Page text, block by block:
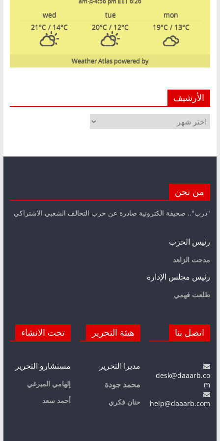
mon
tue
wed
19°C/ 13°C
20°C / 12°C
21°C / 14°C
powered by
Weather Atlas
الأرشيف
الأرشيف
من نحن
"درب".. صحيفة الكترونية صادرة عن حزب التحالف الشعبي الاشتراكي
رئيس الحزب
مدحت الزاهد
رئيس مجلس الإدارة
طلعت فهمي
اتصل بنا
desk@daaarb.co
m
help@daaarb.com
هيئة التحرير
مديرا التحرير
محمد جودة
حنان فكري
تحت الانشاء
مستشارو التحرير
إلهامي الميرغي
أحمد سعد